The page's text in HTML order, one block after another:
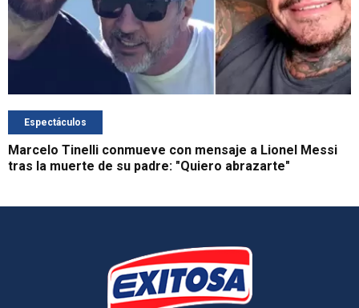
Espectáculos
Marcelo Tinelli conmueve con mensaje a Lionel Messi
tras la muerte de su padre: "Quiero abrazarte"